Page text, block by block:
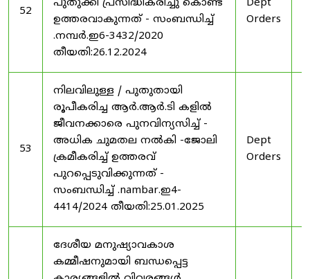
52
പുതുക്കി പ്രസിദ്ധീകരിച്ചു കൊണ്ട്
ഉത്തരവാകുന്നത് - സംബന്ധിച്ച്
.നമ്പർ.ഇ6-3432/2020
തീയതി:26.12.2024
Dept
Orders
53
നിലവിലുള്ള / പുതുതായി
രൂപീകരിച്ച ആർ.ആർ.ടി കളിൽ
ജീവനക്കാരെ പുനവിന്യസിച്ച് -
അധിക ചുമതല നൽകി -ജോലി
ക്രമീകരിച്ച് ഉത്തരവ്
പുറപ്പെടുവിക്കുന്നത് -
സംബന്ധിച്ച് .nambar.ഇ4-
4414/2024 തീയതി:25.01.2025
Dept
Orders
ദേശീയ മനുഷ്യാവകാശ
കമ്മീഷനുമായി ബന്ധപ്പെട്ട